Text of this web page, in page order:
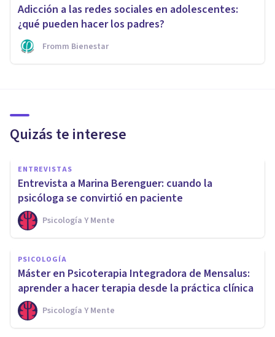
Adicción a las redes sociales en adolescentes:
¿qué pueden hacer los padres?
Fromm Bienestar
Quizás te interese
ENTREVISTAS
Entrevista a Marina Berenguer: cuando la
psicóloga se convirtió en paciente
Psicología Y Mente
PSICOLOGÍA
Máster en Psicoterapia Integradora de Mensalus:
aprender a hacer terapia desde la práctica clínica
Psicología Y Mente